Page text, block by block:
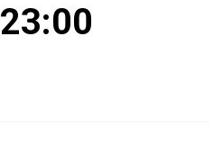
23:00